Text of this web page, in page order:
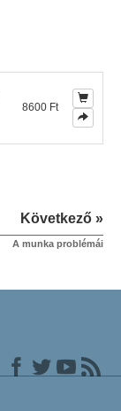
8600 Ft
Következő »
A munka problémái